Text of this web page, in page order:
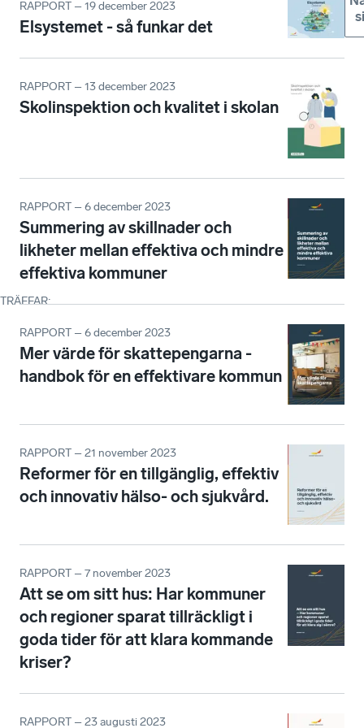
TRÄFFAR:
RAPPORT – 19 december 2023
Elsystemet - så funkar det
RAPPORT – 13 december 2023
Skolinspektion och kvalitet i skolan
RAPPORT – 6 december 2023
Summering av skillnader och
likheter mellan effektiva och mindre
effektiva kommuner
RAPPORT – 6 december 2023
Mer värde för skattepengarna -
handbok för en effektivare kommun
RAPPORT – 21 november 2023
Reformer för en tillgänglig, effektiv
och innovativ hälso- och sjukvård.
RAPPORT – 7 november 2023
Att se om sitt hus: Har kommuner
och regioner sparat tillräckligt i
goda tider för att klara kommande
kriser?
RAPPORT – 23 augusti 2023